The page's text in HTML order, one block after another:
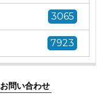
3065
7923
お問い合わせ